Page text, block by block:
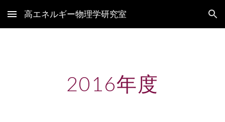
Skip to main content Skip to navigation
高エネルギー物理学研究室
2016年度